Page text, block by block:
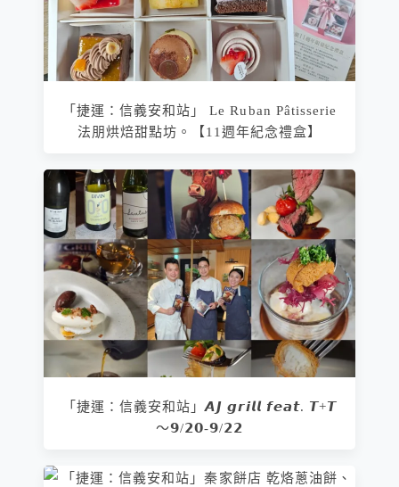
「捷運：信義安和站」 Le Ruban Pâtisserie
法朋烘焙甜點坊。【11週年紀念禮盒】
「捷運：信義安和站」𝘼𝙅 𝙜𝙧𝙞𝙡𝙡 𝙛𝙚𝙖𝙩. 𝙏+𝙏
～𝟵/𝟮𝟬-𝟵/𝟮𝟮